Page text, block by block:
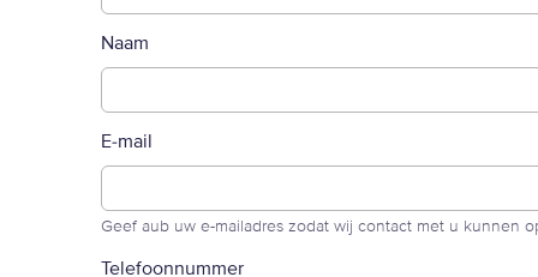
Naam
E-mail
Geef aub uw e-mailadres zodat wij contact met u kunnen
Telefoonnummer